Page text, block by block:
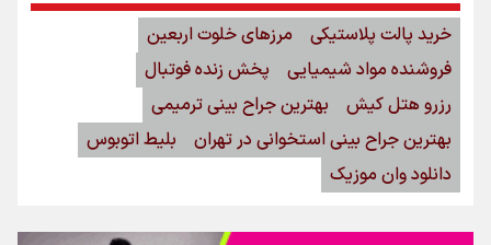
خرید پالت پلاستیکی
مرزهای خلوت اربعین
فروشنده مواد شیمیایی
پخش زنده فوتبال
رزرو هتل کیش
بهترین جراح بینی ترمیمی
بهترین جراح بینی استخوانی در تهران
بلیط اتوبوس
دانلود وان موزیک